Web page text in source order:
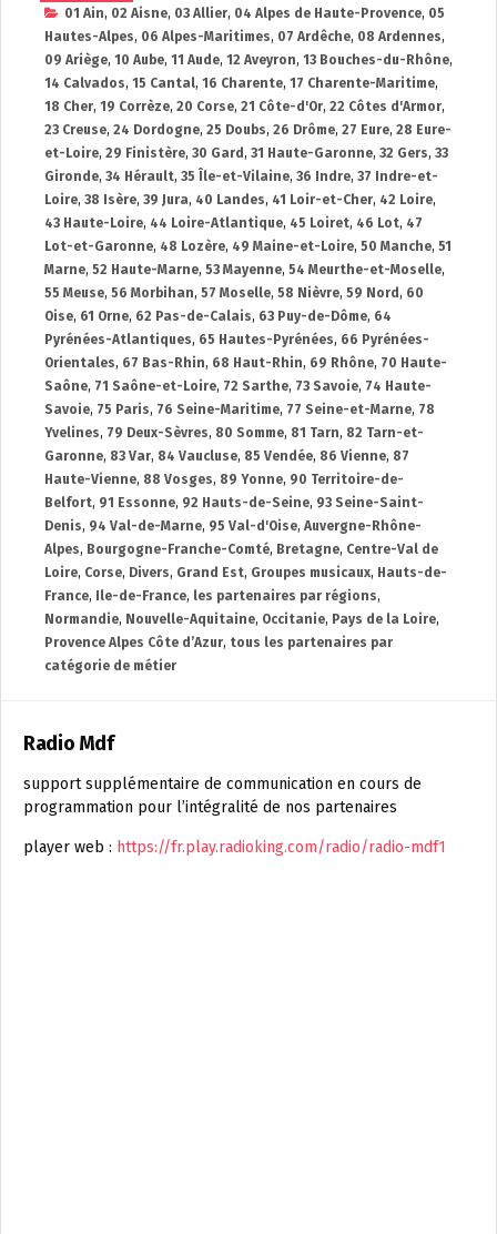
01 Ain, 02 Aisne, 03 Allier, 04 Alpes de Haute-Provence, 05
Hautes-Alpes, 06 Alpes-Maritimes, 07 Ardêche, 08 Ardennes,
09 Ariège, 10 Aube, 11 Aude, 12 Aveyron, 13 Bouches-du-Rhône,
14 Calvados, 15 Cantal, 16 Charente, 17 Charente-Maritime,
18 Cher, 19 Corrèze, 20 Corse, 21 Côte-d'Or, 22 Côtes d'Armor,
23 Creuse, 24 Dordogne, 25 Doubs, 26 Drôme, 27 Eure, 28 Eure-
et-Loire, 29 Finistère, 30 Gard, 31 Haute-Garonne, 32 Gers, 33
Gironde, 34 Hérault, 35 Île-et-Vilaine, 36 Indre, 37 Indre-et-
Loire, 38 Isère, 39 Jura, 40 Landes, 41 Loir-et-Cher, 42 Loire,
43 Haute-Loire, 44 Loire-Atlantique, 45 Loiret, 46 Lot, 47
Lot-et-Garonne, 48 Lozère, 49 Maine-et-Loire, 50 Manche, 51
Marne, 52 Haute-Marne, 53 Mayenne, 54 Meurthe-et-Moselle,
55 Meuse, 56 Morbihan, 57 Moselle, 58 Nièvre, 59 Nord, 60
Oise, 61 Orne, 62 Pas-de-Calais, 63 Puy-de-Dôme, 64
Pyrénées-Atlantiques, 65 Hautes-Pyrénées, 66 Pyrénées-
Orientales, 67 Bas-Rhin, 68 Haut-Rhin, 69 Rhône, 70 Haute-
Saône, 71 Saône-et-Loire, 72 Sarthe, 73 Savoie, 74 Haute-
Savoie, 75 Paris, 76 Seine-Maritime, 77 Seine-et-Marne, 78
Yvelines, 79 Deux-Sèvres, 80 Somme, 81 Tarn, 82 Tarn-et-
Garonne, 83 Var, 84 Vaucluse, 85 Vendée, 86 Vienne, 87
Haute-Vienne, 88 Vosges, 89 Yonne, 90 Territoire-de-
Belfort, 91 Essonne, 92 Hauts-de-Seine, 93 Seine-Saint-
Denis, 94 Val-de-Marne, 95 Val-d'Oise, Auvergne-Rhône-
Alpes, Bourgogne-Franche-Comté, Bretagne, Centre-Val de
Loire, Corse, Divers, Grand Est, Groupes musicaux, Hauts-de-
France, Ile-de-France, les partenaires par régions,
Normandie, Nouvelle-Aquitaine, Occitanie, Pays de la Loire,
Provence Alpes Côte d’Azur, tous les partenaires par
catégorie de métier
Radio Mdf
support supplémentaire de communication en cours de
programmation pour l’intégralité de nos partenaires
player web : https://fr.play.radioking.com/radio/radio-mdf1